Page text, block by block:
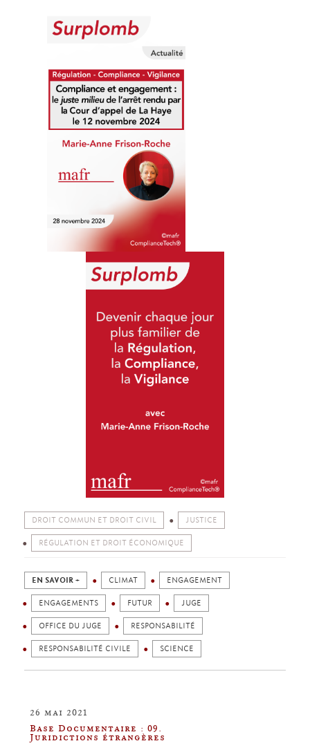
DROIT COMMUN ET DROIT CIVIL JUSTICE
RÉGULATION ET DROIT ÉCONOMIQUE
EN SAVOIR + CLIMAT ENGAGEMENT
ENGAGEMENTS FUTUR JUGE
OFFICE DU JUGE RESPONSABILITÉ
RESPONSABILITÉ CIVILE SCIENCE
26 mai 2021
Base Documentaire : 09.
Juridictions étrangères